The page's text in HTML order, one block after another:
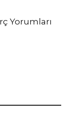
Yorumları